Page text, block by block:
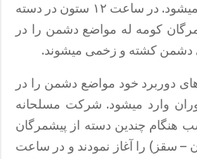
میشود. در ساعت ۱۲ ستون در دسته
کومه له مواضع دشمن را در
دشمن کشته و زخمی میشوند.
دوربرد خود مواضع دشمن را در
وارد میشود. شرکت مسلحانه
نبردها جلوه خاصی میداد. در تاریخ ۸ / ۷ / ۱۳۶۰، شب هنگام چندین دسته از پیشمرگان
سقز) را آغاز نمودند و در ساعت